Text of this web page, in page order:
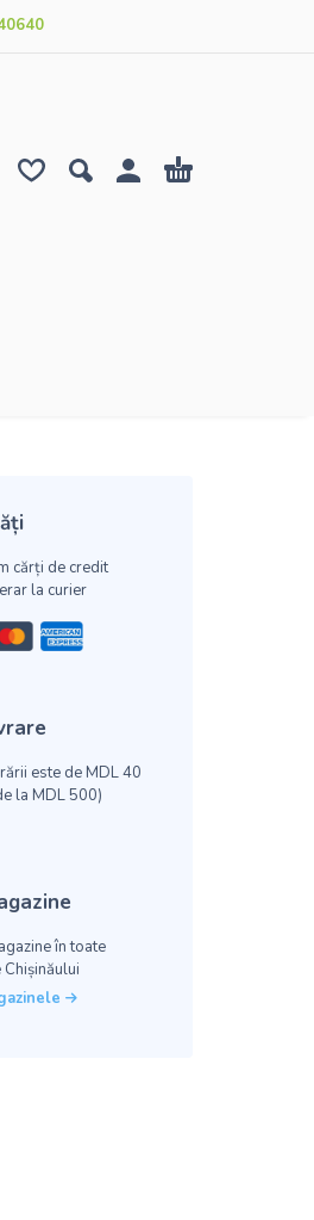
cărți de credit
la curier
este de MDL 40
la MDL 500)
în toate